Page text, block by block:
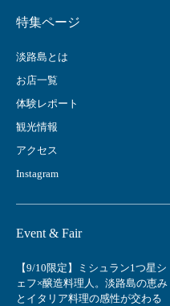
特集ページ
淡路島とは
お店一覧
体験レポート
観光情報
アクセス
Instagram
Event & Fair
【9/10限定】ミシュラン1つ星シ
ェフ×醸造料理人。淡路島の恵み
とイタリア料理の感性が交わる